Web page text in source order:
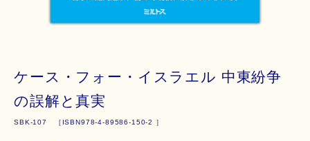
ケース・フォー・イスラエル 中東紛争
の誤解と真実
SBK-107 ［ISBN978-4-89586-150-2 ］